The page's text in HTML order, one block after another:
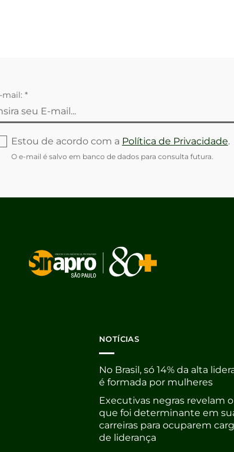
mail: *
Estou de acordo com a Política de Privacidade.
O e-mail é salvo em banco de dados para consulta futura.
NOTÍCIAS
No Brasil, só 14% da alta
é formada por mulheres
Executivas negras revelam o
que foi determinante em
carreiras para ocuparem
de liderança